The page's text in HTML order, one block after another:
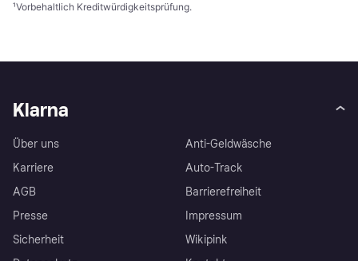
¹Vorbehaltlich Kreditwürdigkeitsprüfung.
Klarna
Über uns
Karriere
AGB
Presse
Sicherheit
Anti-Geldwäsche
Auto-Track
Barrierefreiheit
Impressum
Wikipink